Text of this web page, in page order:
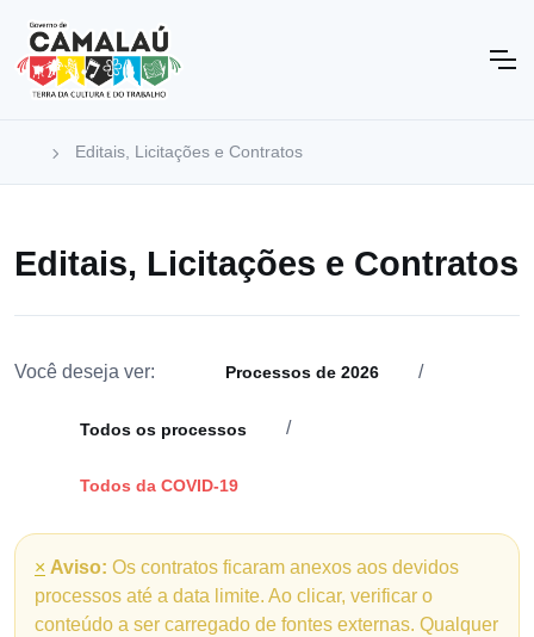
Editais, Licitações e Contratos
Editais, Licitações e Contratos
Você deseja ver: Processos de 2026 /
Todos os processos /
Todos da COVID-19
× Aviso: Os contratos ficaram anexos aos devidos
processos até a data limite. Ao clicar, verificar o
conteúdo a ser carregado de fontes externas. Qualquer